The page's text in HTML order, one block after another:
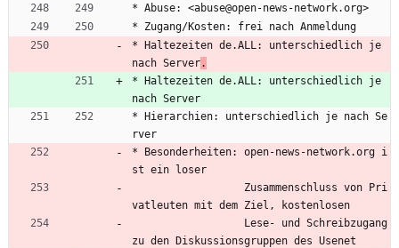
* Abuse: <abuse@open-news-network.org>
* Zugang/Kosten: frei nach Anmeldung
* Haltezeiten de.ALL: unterschiedlich je
nach Server.
* Haltezeiten de.ALL: unterschiedlich je
nach Server
* Hierarchien: unterschiedlich je nach Se
rver
* Besonderheiten: open-news-network.org i
st ein loser
vatleuten mit dem Ziel, kostenlosen
zu den Diskussionsgruppen des Usenet